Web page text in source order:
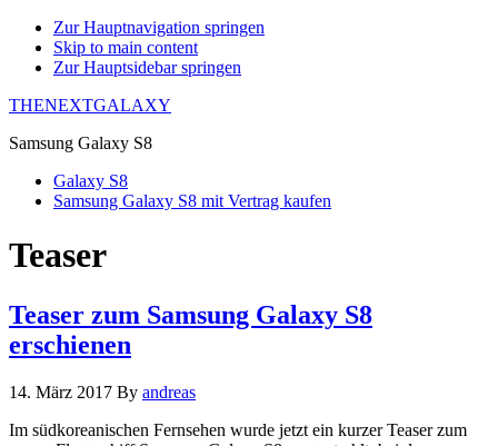
Zur Hauptnavigation springen
Skip to main content
Zur Hauptsidebar springen
THENEXTGALAXY
Samsung Galaxy S8
Galaxy S8
Samsung Galaxy S8 mit Vertrag kaufen
Teaser
Teaser zum Samsung Galaxy S8
erschienen
14. März 2017 By andreas
Im südkoreanischen Fernsehen wurde jetzt ein kurzer Teaser zum